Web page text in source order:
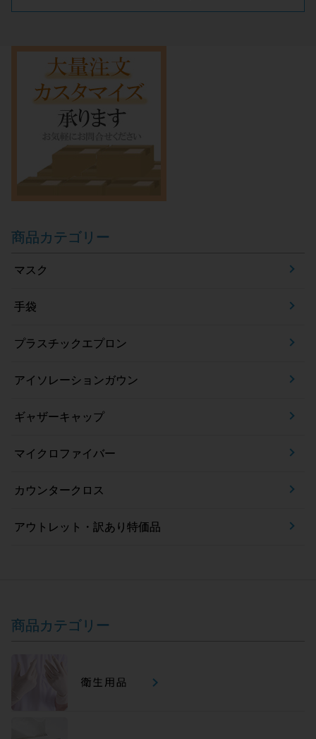
商品カテゴリー
マスク
手袋
プラスチックエプロン
アイソレーションガウン
ギャザーキャップ
マイクロファイバー
カウンタークロス
アウトレット・訳あり特価品
商品カテゴリー